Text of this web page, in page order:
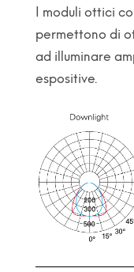
I moduli ottici
permettono di
ad illuminare
espositive.